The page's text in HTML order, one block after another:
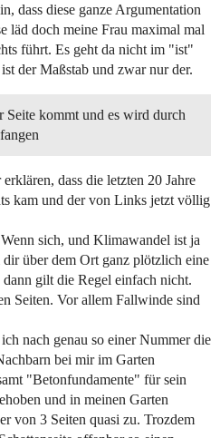
dass diese ganze Argumentation
läd doch meine Frau maximal mal
führt. Es geht da nicht im "ist"
der Maßstab und zwar nur der.
Seite kommt und es wird durch
dass die letzten 20 Jahre
kam und der von Links jetzt völlig
sich, und Klimawandel ist ja
über dem Ort ganz plötzlich eine
gilt die Regel einfach nicht.
Seiten. Vor allem Fallwinde sind
nach genau so einer Nummer die
bei mir im Garten
"Betonfundamente" für sein
und in meinen Garten
von 3 Seiten quasi zu. Trozdem